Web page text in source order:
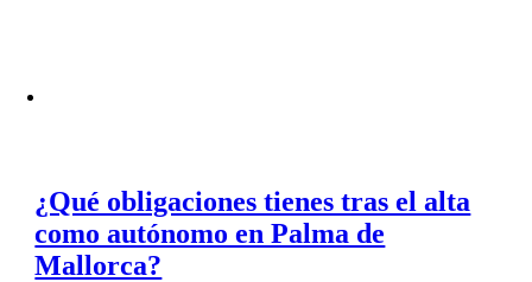
¿Qué obligaciones tienes tras el alta
como autónomo en Palma de
Mallorca?